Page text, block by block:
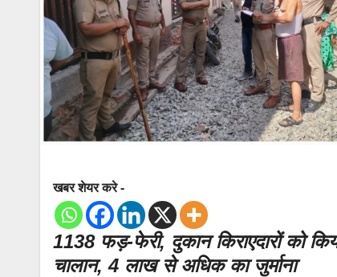
खबर शेयर करे -
1138 फड़-फेरी, दुकान किराएदारों को
चालान, 4 लाख से अधिक का जुर्माना